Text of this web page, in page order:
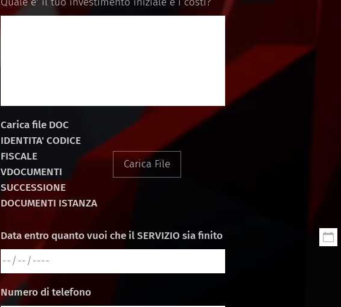
Carica file DOC
IDENTITA' CODICE
FISCALE
VDOCUMENTI
SUCCESSIONE
DOCUMENTI ISTANZA
Carica File
Data entro quanto vuoi che il SERVIZIO sia finito
Numero di telefono